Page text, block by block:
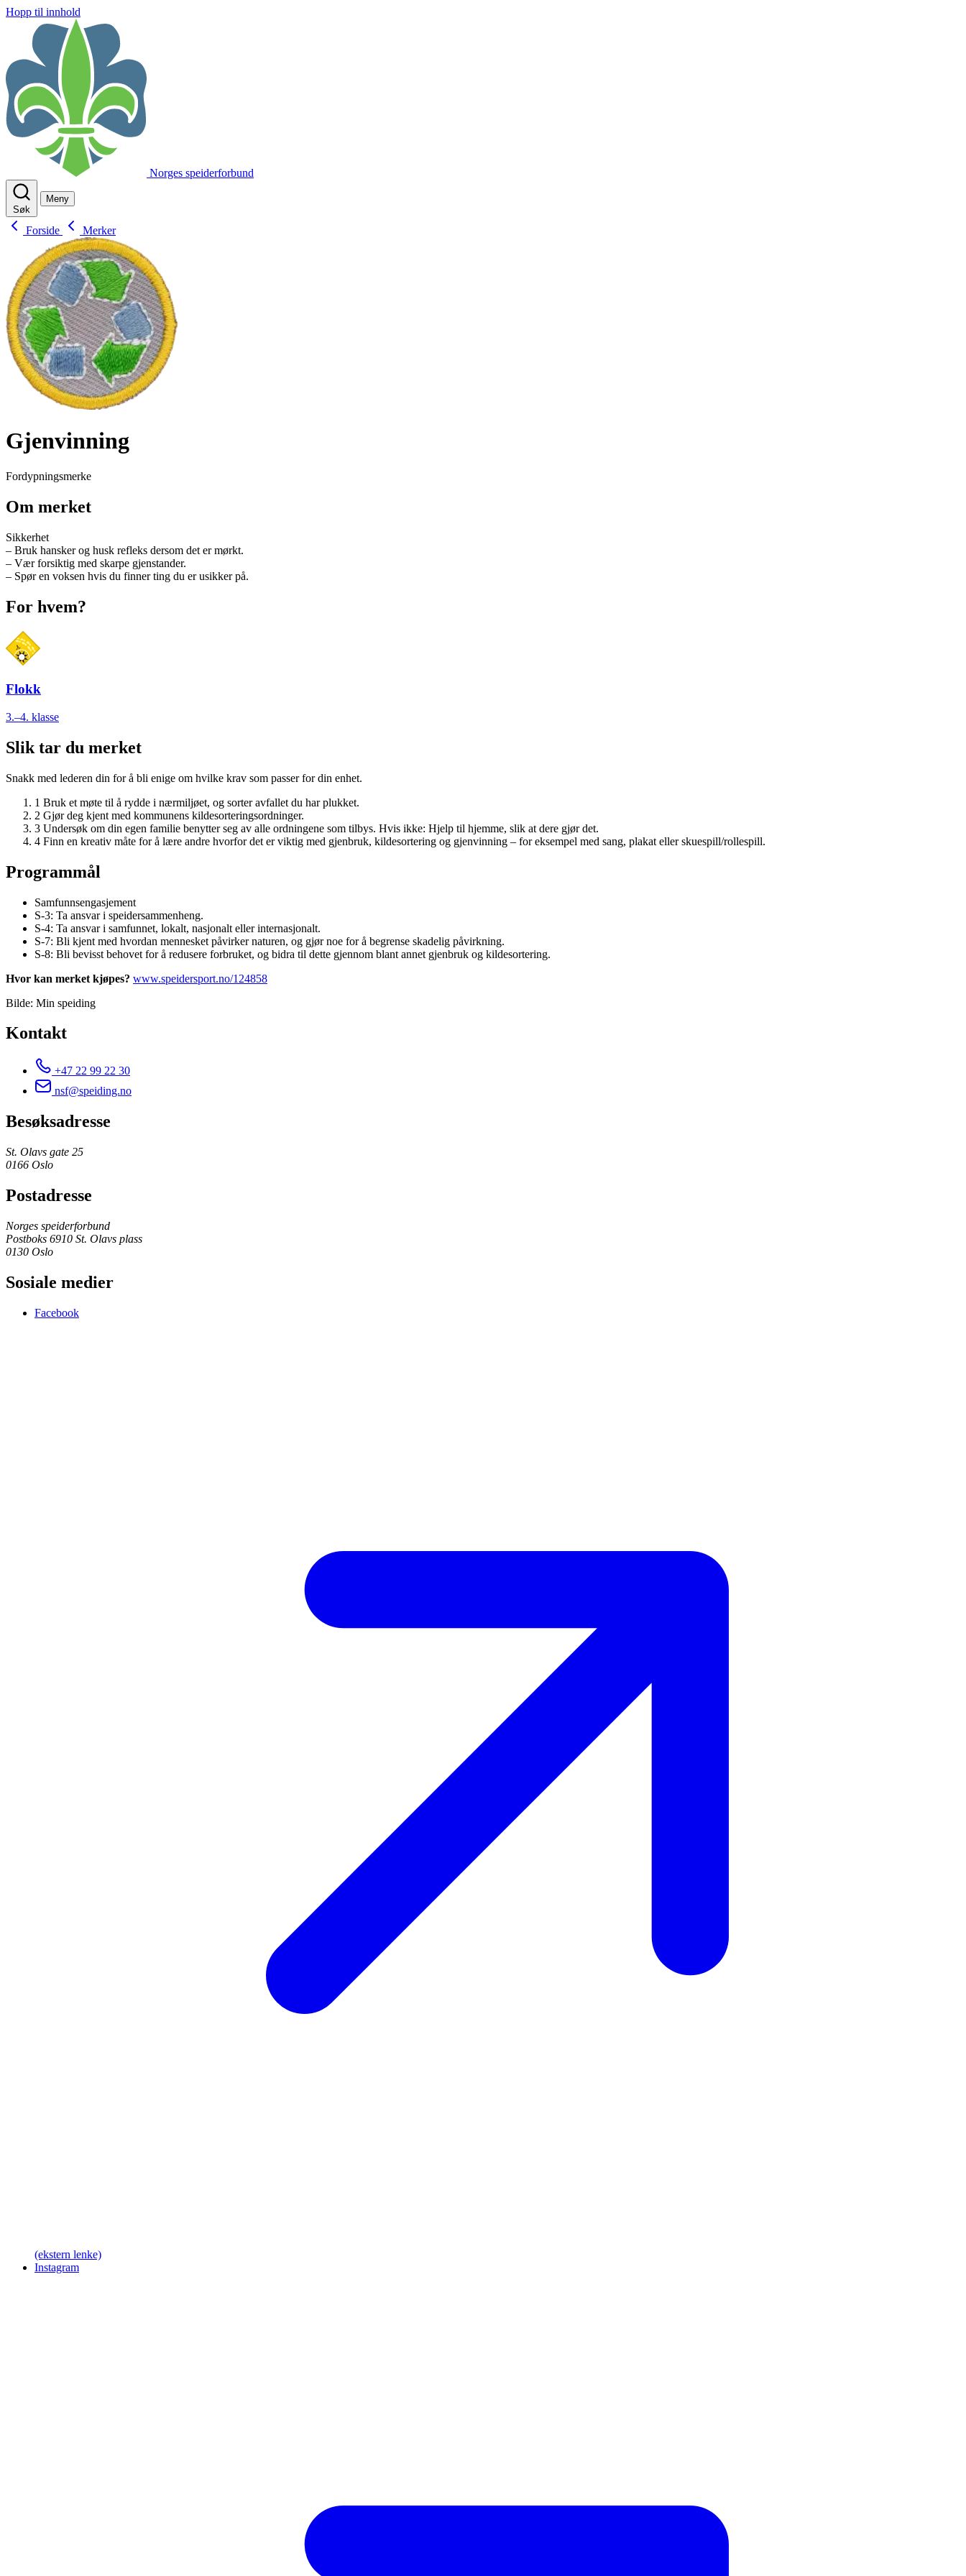
Hopp til innhold
Norges speiderforbund
Søk
Meny
Forside Merker
Gjenvinning
Fordypningsmerke
Om merket
Sikkerhet
– Bruk hansker og husk refleks dersom det er mørkt.
– Vær forsiktig med skarpe gjenstander.
– Spør en voksen hvis du finner ting du er usikker på.
For hvem?
Flokk
3.–4. klasse
Slik tar du merket
Snakk med lederen din for å bli enige om hvilke krav som passer for din enhet.
1 Bruk et møte til å rydde i nærmiljøet, og sorter avfallet du har plukket.
2 Gjør deg kjent med kommunens kildesorteringsordninger.
3 Undersøk om din egen familie benytter seg av alle ordningene som tilbys. Hvis ikke: Hjelp til hjemme, slik at dere gjør det.
4 Finn en kreativ måte for å lære andre hvorfor det er viktig med gjenbruk, kildesortering og gjenvinning – for eksempel med sang, plakat eller skuespill/rollespill.
Programmål
Samfunnsengasjement
S-3: Ta ansvar i speidersammenheng.
S-4: Ta ansvar i samfunnet, lokalt, nasjonalt eller internasjonalt.
S-7: Bli kjent med hvordan mennesket påvirker naturen, og gjør noe for å begrense skadelig påvirkning.
S-8: Bli bevisst behovet for å redusere forbruket, og bidra til dette gjennom blant annet gjenbruk og kildesortering.
Hvor kan merket kjøpes? www.speidersport.no/124858
Bilde: Min speiding
Kontakt
+47 22 99 22 30
nsf@speiding.no
Besøksadresse
St. Olavs gate 25
0166 Oslo
Postadresse
Norges speiderforbund
Postboks 6910 St. Olavs plass
0130 Oslo
Sosiale medier
Facebook
(ekstern lenke)
Instagram